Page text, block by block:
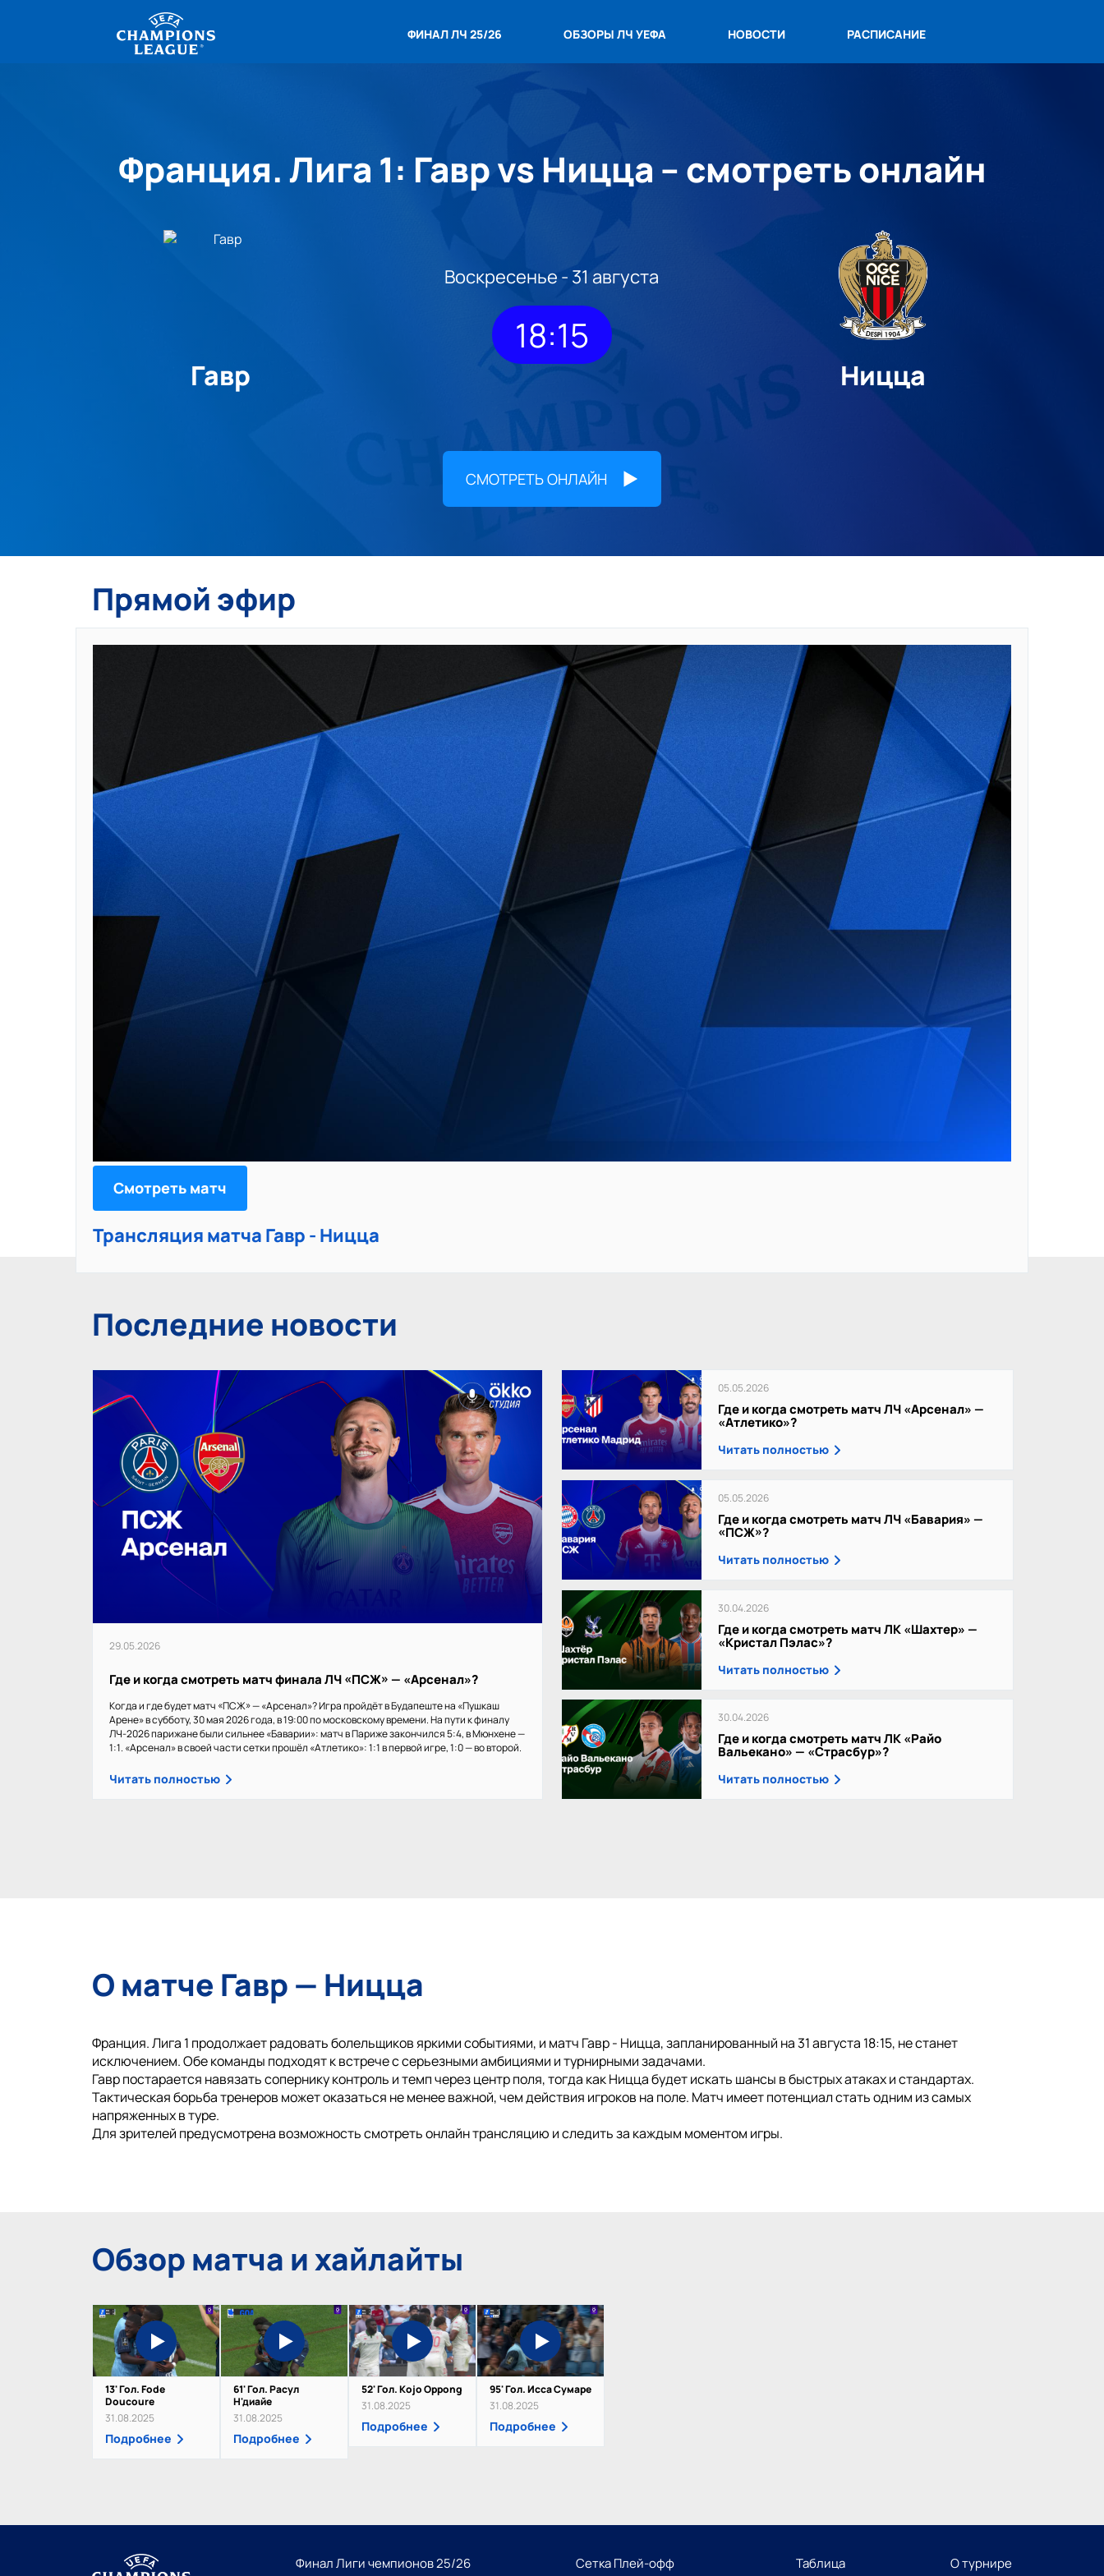
ФИНАЛ ЛЧ 25/26 ОБЗОРЫ ЛЧ УЕФА НОВОСТИ РАСПИСАНИЕ
Франция. Лига 1: Гавр vs Ницца – смотреть онлайн
Гавр
Воскресенье - 31 августа
18:15
Ницца
СМОТРЕТЬ ОНЛАЙН
Прямой эфир
Смотреть матч
Трансляция матча Гавр - Ницца
Последние новости
29.05.2026
Где и когда смотреть матч финала ЛЧ «ПСЖ» — «Арсенал»?
Когда и где будет матч «ПСЖ» — «Арсенал»? Игра пройдёт в Будапеште на «Пушкаш
Арене» в субботу, 30 мая 2026 года, в 19:00 по московскому времени. На пути к финалу
ЛЧ-2026 парижане были сильнее «Баварии»: матч в Париже закончился 5:4, в Мюнхене —
1:1. «Арсенал» в своей части сетки прошёл «Атлетико»: 1:1 в первой игре, 1:0 — во второй.
Читать полностью
05.05.2026
Где и когда смотреть матч ЛЧ «Арсенал» —
«Атлетико»?
Читать полностью
05.05.2026
Где и когда смотреть матч ЛЧ «Бавария» —
«ПСЖ»?
Читать полностью
30.04.2026
Где и когда смотреть матч ЛК «Шахтер» —
«Кристал Пэлас»?
Читать полностью
30.04.2026
Где и когда смотреть матч ЛК «Райо
Вальекано» — «Страсбур»?
Читать полностью
О матче Гавр — Ницца
Франция. Лига 1 продолжает радовать болельщиков яркими событиями, и матч Гавр - Ницца, запланированный на 31 августа 18:15, не станет
исключением. Обе команды подходят к встрече с серьезными амбициями и турнирными задачами.
Гавр постарается навязать сопернику контроль и темп через центр поля, тогда как Ницца будет искать шансы в быстрых атаках и стандартах.
Тактическая борьба тренеров может оказаться не менее важной, чем действия игроков на поле. Матч имеет потенциал стать одним из самых
напряженных в туре.
Для зрителей предусмотрена возможность смотреть онлайн трансляцию и следить за каждым моментом игры.
Обзор матча и хайлайты
13' Гол. Fode
Doucoure
31.08.2025
Подробнее
61' Гол. Расул
Н'диайе
31.08.2025
Подробнее
52' Гол. Kojo Oppong
31.08.2025
Подробнее
95' Гол. Исса Сумаре
31.08.2025
Подробнее
Финал Лиги чемпионов 25/26 Сетка Плей-офф Таблица О турнире